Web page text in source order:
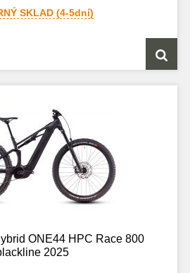
SKLAD (4-5dní)
ONE44 HPC Race 800
2025